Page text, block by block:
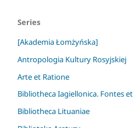
Series
[Akademia Łomżyńska]
Antropologia Kultury Rosyjskiej
Arte et Ratione
Bibliotheca Iagiellonica. Fontes
Bibliotheca Lituaniae